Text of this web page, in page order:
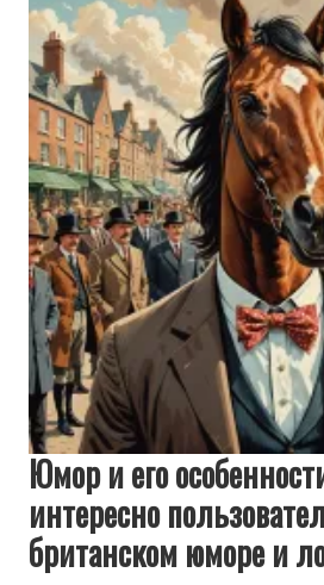
Юмор и его
интересно
британском юморе и